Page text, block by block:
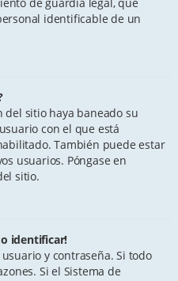
identificable de un
del sitio haya baneado su
con el que está
También puede estar
usuarios. Póngase en
sitio.
identificar!
y contraseña. Si todo
Si el Sistema de